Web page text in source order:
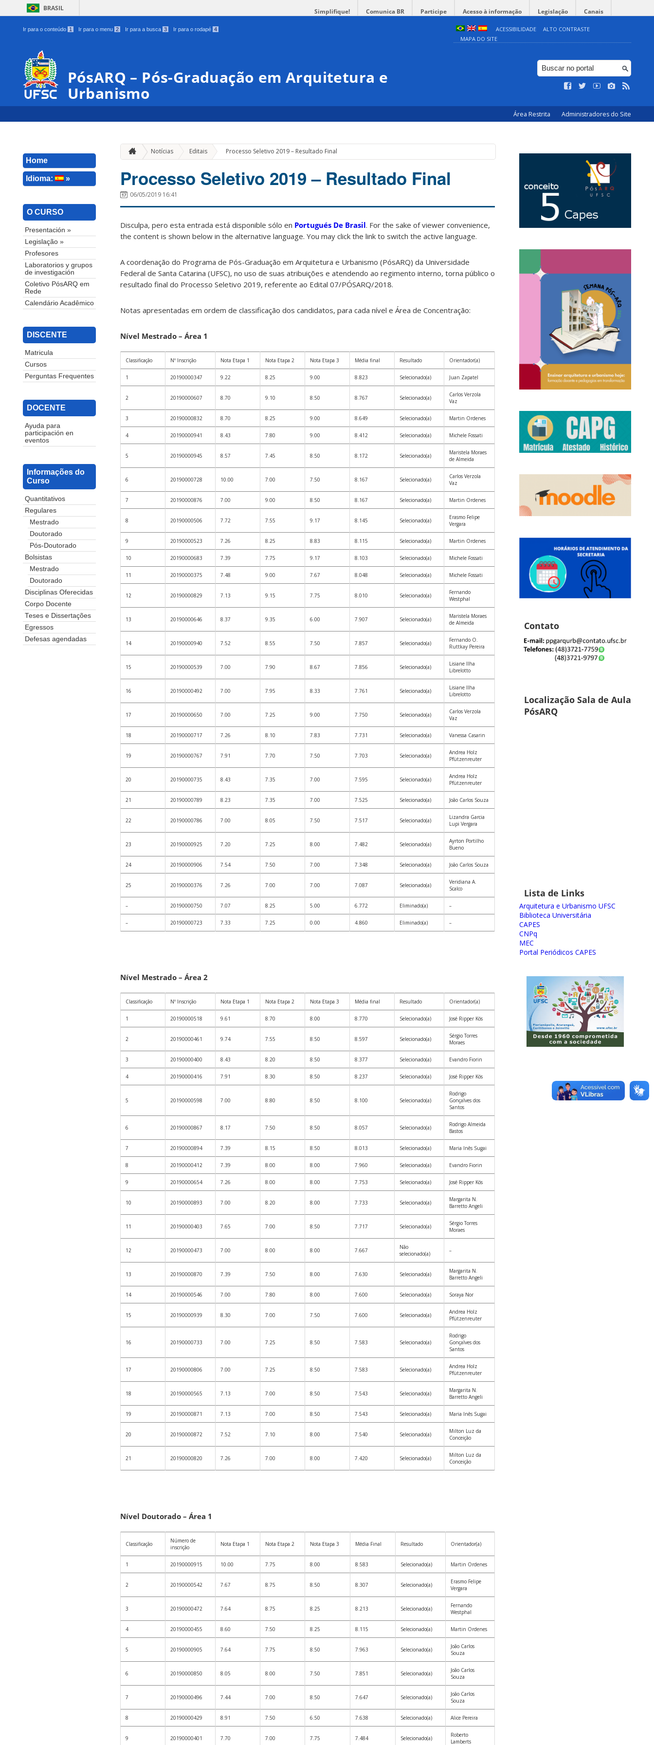
BRASIL Simplifique! Comunica BR Participe Acesso à informação Legislação Canais
Ir para o conteúdo 1 Ir para o menu 2 Ir para a busca 3 Ir para o rodapé 4 ACESSIBILIDADE
ALTO CONTRASTE
MAPA DO SITE
PósARQ – Pós-Graduação em Arquitetura e
Urbanismo
Área Restrita Administradores do Site
Home
Idioma: »
O CURSO
Presentación »
Legislação »
Profesores
Laboratorios y grupos
de investigación
Coletivo PósARQ em
Rede
Calendário Acadêmico
DISCENTE
Matricula
Cursos
Perguntas Frequentes
DOCENTE
Ayuda para
participación en
eventos
Informações do
Curso
Quantitativos
Regulares
Mestrado
Doutorado
Pós-Doutorado
Bolsistas
Mestrado
Doutorado
Disciplinas Oferecidas
Corpo Docente
Teses e Dissertações
Egressos
Defesas agendadas
Notícias Editais » Processo Seletivo 2019 – Resultado Final
Processo Seletivo 2019 – Resultado Final
06/05/2019 16:41
Disculpa, pero esta entrada está disponible sólo en Portugués De Brasil. For the sake of viewer convenience,
the content is shown below in the alternative language. You may click the link to switch the active language.
A coordenação do Programa de Pós-Graduação em Arquitetura e Urbanismo (PósARQ) da Universidade
Federal de Santa Catarina (UFSC), no uso de suas atribuições e atendendo ao regimento interno, torna público o
resultado final do Processo Seletivo 2019, referente ao Edital 07/PÓSARQ/2018.
Notas apresentadas em ordem de classificação dos candidatos, para cada nível e Área de Concentração:
Nível Mestrado – Área 1
Classificação Nº Inscrição Nota Etapa 1 Nota Etapa 2 Nota Etapa 3 Média final Resultado Orientador(a)
1 20190000347 9.22 8.25 9.00 8.823 Selecionado(a) Juan Zapatel
2 20190000607 8.70 9.10 8.50 8.767 Selecionado(a)
Carlos Verzola
Vaz
3 20190000832 8.70 8.25 9.00 8.649 Selecionado(a) Martin Ordenes
4 20190000941 8.43 7.80 9.00 8.412 Selecionado(a) Michele Fossati
5 20190000945 8.57 7.45 8.50 8.172 Selecionado(a)
Maristela Moraes
de Almeida
6 20190000728 10.00 7.00 7.50 8.167 Selecionado(a)
Carlos Verzola
Vaz
7 20190000876 7.00 9.00 8.50 8.167 Selecionado(a) Martin Ordenes
8 20190000506 7.72 7.55 9.17 8.145 Selecionado(a)
Erasmo Felipe
Vergara
9 20190000523 7.26 8.25 8.83 8.115 Selecionado(a) Martin Ordenes
10 20190000683 7.39 7.75 9.17 8.103 Selecionado(a) Michele Fossati
11 20190000375 7.48 9.00 7.67 8.048 Selecionado(a) Michele Fossati
12 20190000829 7.13 9.15 7.75 8.010 Selecionado(a)
Fernando
Westphal
13 20190000646 8.37 9.35 6.00 7.907 Selecionado(a)
Maristela Moraes
de Almeida
14 20190000940 7.52 8.55 7.50 7.857 Selecionado(a)
Fernando O.
Ruttkay Pereira
15 20190000539 7.00 7.90 8.67 7.856 Selecionado(a)
Lisiane Ilha
Librelotto
16 20190000492 7.00 7.95 8.33 7.761 Selecionado(a)
Lisiane Ilha
Librelotto
17 20190000650 7.00 7.25 9.00 7.750 Selecionado(a)
Carlos Verzola
Vaz
18 20190000717 7.26 8.10 7.83 7.731 Selecionado(a) Vanessa Casarin
19 20190000767 7.91 7.70 7.50 7.703 Selecionado(a)
Andrea Holz
Pfützenreuter
20 20190000735 8.43 7.35 7.00 7.595 Selecionado(a)
Andrea Holz
Pfützenreuter
21 20190000789 8.23 7.35 7.00 7.525 Selecionado(a) João Carlos Souza
22 20190000786 7.00 8.05 7.50 7.517 Selecionado(a)
Lizandra Garcia
Lupi Vergara
23 20190000925 7.20 7.25 8.00 7.482 Selecionado(a)
Ayrton Portilho
Bueno
24 20190000906 7.54 7.50 7.00 7.348 Selecionado(a) João Carlos Souza
25 20190000376 7.26 7.00 7.00 7.087 Selecionado(a)
Veridiana A.
Scalco
– 20190000750 7.07 8.25 5.00 6.772 Eliminado(a) –
– 20190000723 7.33 7.25 0.00 4.860 Eliminado(a) –
Nível Mestrado – Área 2
Classificação Nº Inscrição Nota Etapa 1 Nota Etapa 2 Nota Etapa 3 Média final Resultado Orientador(a)
1 20190000518 9.61 8.70 8.00 8.770 Selecionado(a) José Ripper Kós
2 20190000461 9.74 7.55 8.50 8.597 Selecionado(a)
Sérgio Torres
Moraes
3 20190000400 8.43 8.20 8.50 8.377 Selecionado(a) Evandro Fiorin
4 20190000416 7.91 8.30 8.50 8.237 Selecionado(a) José Ripper Kós
5 20190000598 7.00 8.80 8.50 8.100 Selecionado(a)
Rodrigo
Gonçalves dos
Santos
6 20190000867 8.17 7.50 8.50 8.057 Selecionado(a)
Rodrigo Almeida
Bastos
7 20190000894 7.39 8.15 8.50 8.013 Selecionado(a) Maria Inês Sugai
8 20190000412 7.39 8.00 8.00 7.960 Selecionado(a) Evandro Fiorin
9 20190000654 7.26 8.00 8.00 7.753 Selecionado(a) José Ripper Kós
10 20190000893 7.00 8.20 8.00 7.733 Selecionado(a)
Margarita N.
Barretto Angeli
11 20190000403 7.65 7.00 8.50 7.717 Selecionado(a)
Sérgio Torres
Moraes
12 20190000473 7.00 8.00 8.00 7.667
Não
selecionado(a)
–
13 20190000870 7.39 7.50 8.00 7.630 Selecionado(a)
Margarita N.
Barretto Angeli
14 20190000546 7.00 7.80 8.00 7.600 Selecionado(a) Soraya Nor
15 20190000939 8.30 7.00 7.50 7.600 Selecionado(a)
Andrea Holz
Pfützenreuter
16 20190000733 7.00 7.25 8.50 7.583 Selecionado(a)
Rodrigo
Gonçalves dos
Santos
17 20190000806 7.00 7.25 8.50 7.583 Selecionado(a)
Andrea Holz
Pfützenreuter
18 20190000565 7.13 7.00 8.50 7.543 Selecionado(a)
Margarita N.
Barretto Angeli
19 20190000871 7.13 7.00 8.50 7.543 Selecionado(a) Maria Inês Sugai
20 20190000872 7.52 7.10 8.00 7.540 Selecionado(a)
Milton Luz da
Conceição
21 20190000820 7.26 7.00 8.00 7.420 Selecionado(a)
Milton Luz da
Conceição
Nível Doutorado – Área 1
Classificação
Número de
inscrição
Nota Etapa 1 Nota Etapa 2 Nota Etapa 3 Média Final Resultado Orientador(a)
1 20190000915 10.00 7.75 8.00 8.583 Selecionado(a) Martin Ordenes
2 20190000542 7.67 8.75 8.50 8.307 Selecionado(a)
Erasmo Felipe
Vergara
3 20190000472 7.64 8.75 8.25 8.213 Selecionado(a)
Fernando
Westphal
4 20190000455 8.60 7.50 8.25 8.115 Selecionado(a) Martin Ordenes
5 20190000905 7.64 7.75 8.50 7.963 Selecionado(a)
João Carlos
Souza
6 20190000850 8.05 8.00 7.50 7.851 Selecionado(a)
João Carlos
Souza
7 20190000496 7.44 7.00 8.50 7.647 Selecionado(a)
João Carlos
Souza
8 20190000429 8.91 7.50 6.50 7.638 Selecionado(a) Alice Pereira
9 20190000401 7.70 7.00 7.75 7.484 Selecionado(a)
Roberto
Lamberts
Contato
Localização Sala de Aula
PósARQ
Lista de Links
Arquitetura e Urbanismo UFSC
Biblioteca Universitária
CAPES
CNPq
MEC
Portal Periódicos CAPES